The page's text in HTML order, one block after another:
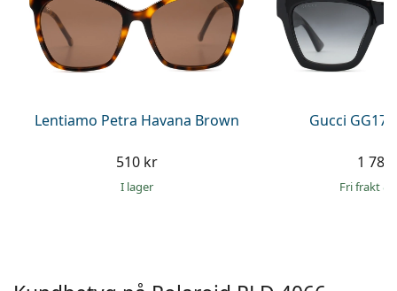
Persol
Prada
Lentiamo Petra Havana Brown
510 kr
I lager
Gucci
1
Fri frakt&